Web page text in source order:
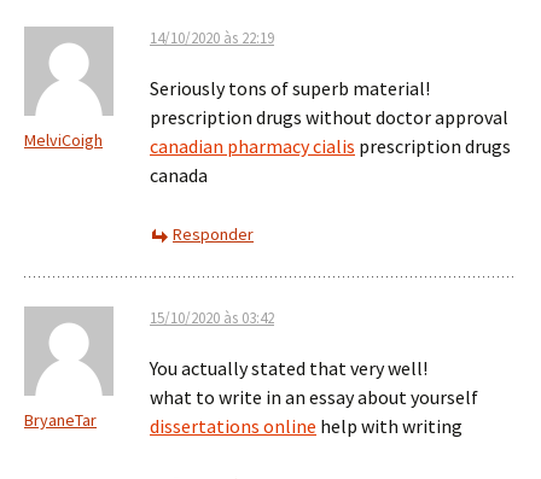
MelviCoigh
14/10/2020 às 22:19
Seriously tons of superb material!
prescription drugs without doctor approval
canadian pharmacy cialis prescription drugs
canada
Responder
BryaneTar
15/10/2020 às 03:42
You actually stated that very well!
what to write in an essay about yourself
dissertations online help with writing